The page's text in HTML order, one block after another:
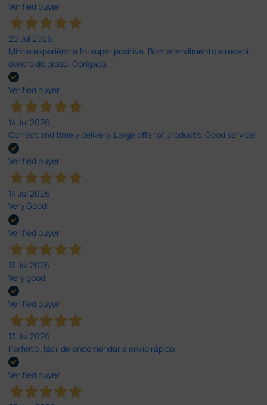
Verified buyer
20 Jul 2026
Minha experiência foi super positiva. Bom atendimento e recebi
dentro do prazo. Obrigada.
Verified buyer
14 Jul 2026
Correct and timely delivery. Large offer of products. Good service!
Verified buyer
14 Jul 2026
Very Good!
Verified buyer
13 Jul 2026
Very good
Verified buyer
13 Jul 2026
Perfeito ,fácil de encomendar e envio rápido
Verified buyer